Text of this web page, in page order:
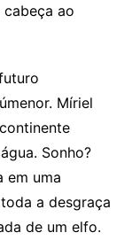
ao
Míriel
Sonho?
em uma
a desgraça
de um elfo.